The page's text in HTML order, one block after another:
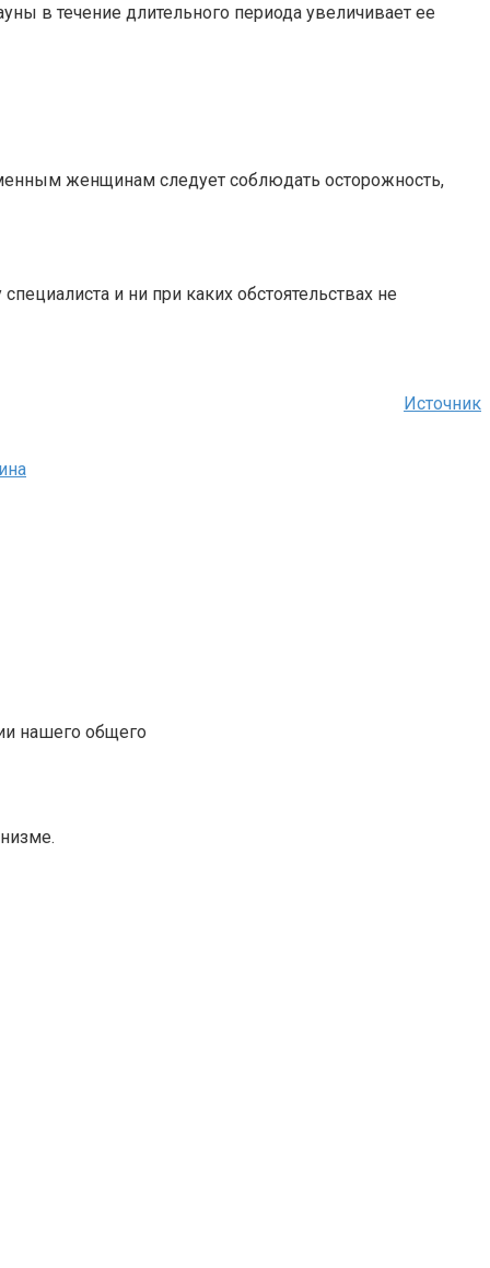
в течение длительного периода увеличивает ее
женщинам следует соблюдать осторожность,
и ни при каких обстоятельствах не
Источник
нашего общего